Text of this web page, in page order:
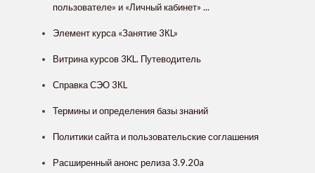
пользователе» и «Личный кабинет» ...
Элемент курса «Занятие 3КL»
Витрина курсов 3KL. Путеводитель
Справка СЭО 3КL
Термины и определения базы знаний
Политики сайта и пользовательские соглашения
Расширенный анонс релиза 3.9.20a